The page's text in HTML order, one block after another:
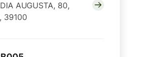
AUGUSTA, 80,
39100